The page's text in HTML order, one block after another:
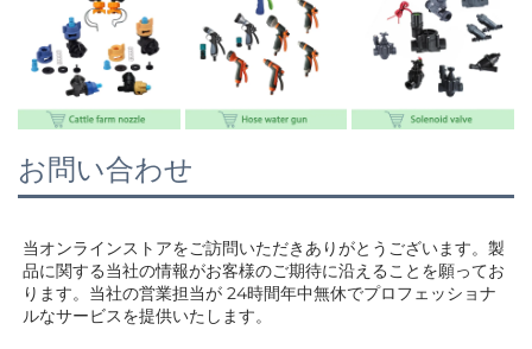
お問い合わせ
当オンラインストアをご訪問いただきありがとうございます。製
品に関する当社の情報がお客様のご期待に沿えることを願ってお
ります。当社の営業担当が 24時間年中無休でプロフェッショナ
ルなサービスを提供いたします。